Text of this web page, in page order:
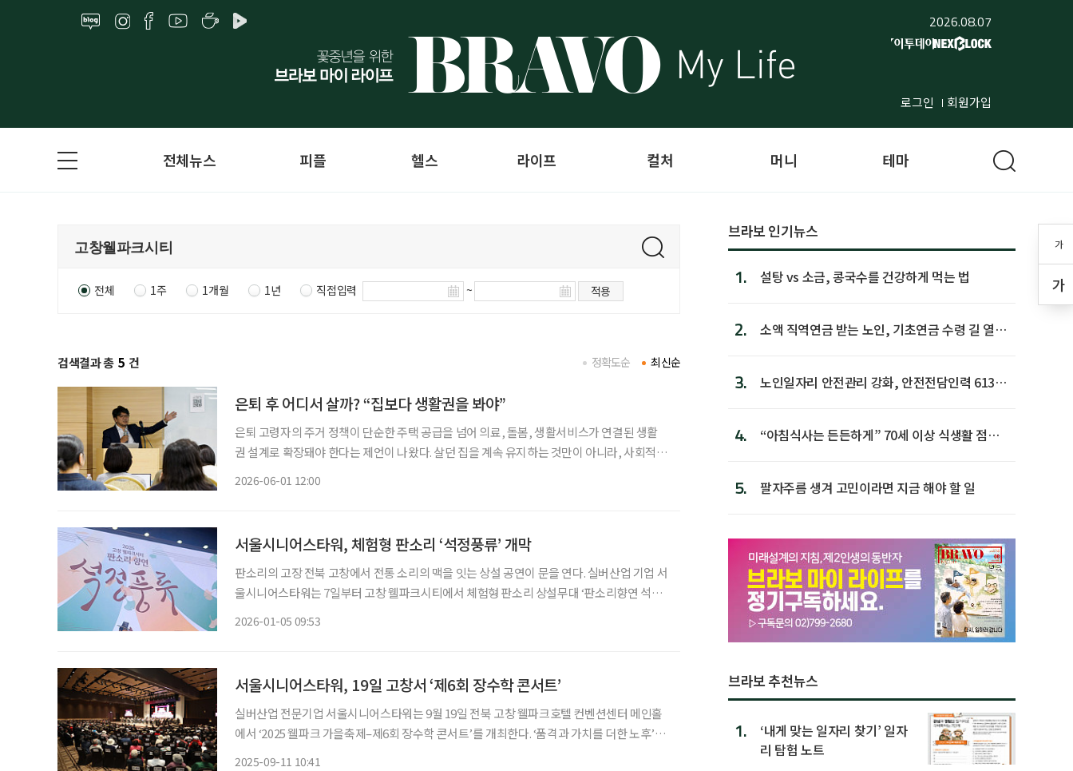
2026.08.07
로그인 회원가입
가
가
전체뉴스 피플 헬스 라이프 컬처 머니 테마
전체 1주 1개월 1년 직접입력 ~ 적용
검색결과 총 5 건 최신순
정확도순
은퇴 후 어디서 살까? “집보다 생활권을 봐야”
은퇴 고령자의 주거 정책이 단순한 주택 공급을 넘어 의료, 돌봄, 생활서비스가 연결된 생활
권 설계로 확장돼야 한다는 제언이 나왔다. 살던 집을 계속 유지하는 것만이 아니라, 사회적
2026-06-01 12:00
서울시니어스타워, 체험형 판소리 ‘석정풍류’ 개막
판소리의 고장 전북 고창에서 전통 소리의 맥을 잇는 상설 공연이 문을 연다. 실버산업 기업 서
울시니어스타워는 7일부터 고창 웰파크시티에서 체험형 판소리 상설무대 ‘판소리향연 석정
2026-01-05 09:53
서울시니어스타워, 19일 고창서 ‘제6회 장수학 콘서트’
실버산업 전문기업 서울시니어스타워는 9월 19일 전북 고창 웰파크호텔 컨벤션센터 메인홀
에서 ‘2025 웰파크 가을축제–제6회 장수학 콘서트’를 개최한다. ‘품격과 가치를 더한 노후’라
2025-09-11 10:41
브라보 인기뉴스
1. 설탕 vs 소금, 콩국수를 건강하게 먹는 법
2.
소액 직역연금 받는 노인, 기초연금 수령 길 열린
3.
노인일자리 안전관리 강화, 안전전담인력 613명
4.
“아침식사는 든든하게” 70세 이상 식생활 점수
5. 팔자주름 생겨 고민이라면 지금 해야 할 일
브라보 추천뉴스
1.
‘내게 맞는 일자리 찾기’ 일자
리 탐험 노트